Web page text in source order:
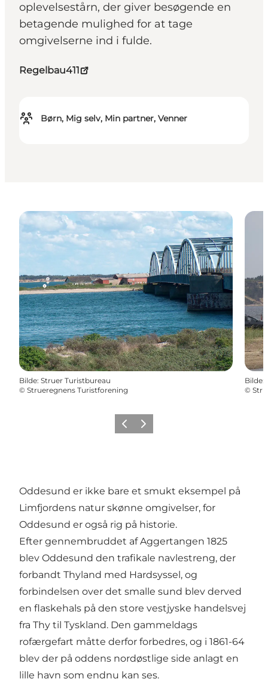
oplevelsestårn, der giver besøgende en
betagende mulighed for at tage
omgivelserne ind i fulde.
Regelbau411
Børn, Mig selv, Min partner, Venner
Bilde: Struer Turistbureau
© Strueregnens Turistforening
Bilde:
©
ForrigeNeste
Oddesund er ikke bare et smukt eksempel på
Limfjordens natur skønne omgivelser, for
Oddesund er også rig på historie.
Efter gennembruddet af Aggertangen 1825
blev Oddesund den trafikale navlestreng, der
forbandt Thyland med Hardsyssel, og
forbindelsen over det smalle sund blev derved
en flaskehals på den store vestjyske handelsvej
fra Thy til Tyskland. Den gammeldags
rofærgefart måtte derfor forbedres, og i 1861-64
blev der på oddens nordøstlige side anlagt en
lille havn som endnu kan ses.